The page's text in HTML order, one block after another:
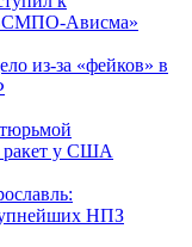
Ависма»
из-за «фейков» в
ракет у США
НПЗ